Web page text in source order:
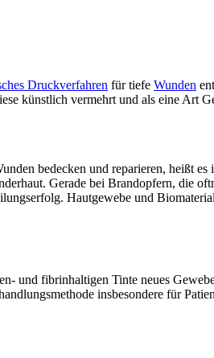
Druckverfahren für tiefe Wunden
künstlich vermehrt und als eine Art
bedecken und reparieren, heißt
Gerade bei Brandopfern, die
Hautgewebe und
und fibrinhaltigen Tinte neues
insbesondere für